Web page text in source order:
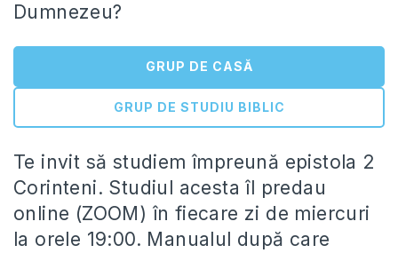
Dumnezeu?
GRUP DE CASĂ
GRUP DE STUDIU BIBLIC
Te invit să studiem împreună epistola 2
Corinteni. Studiul acesta îl predau
online (ZOOM) în fiecare zi de miercuri
la orele 19:00. Manualul după care